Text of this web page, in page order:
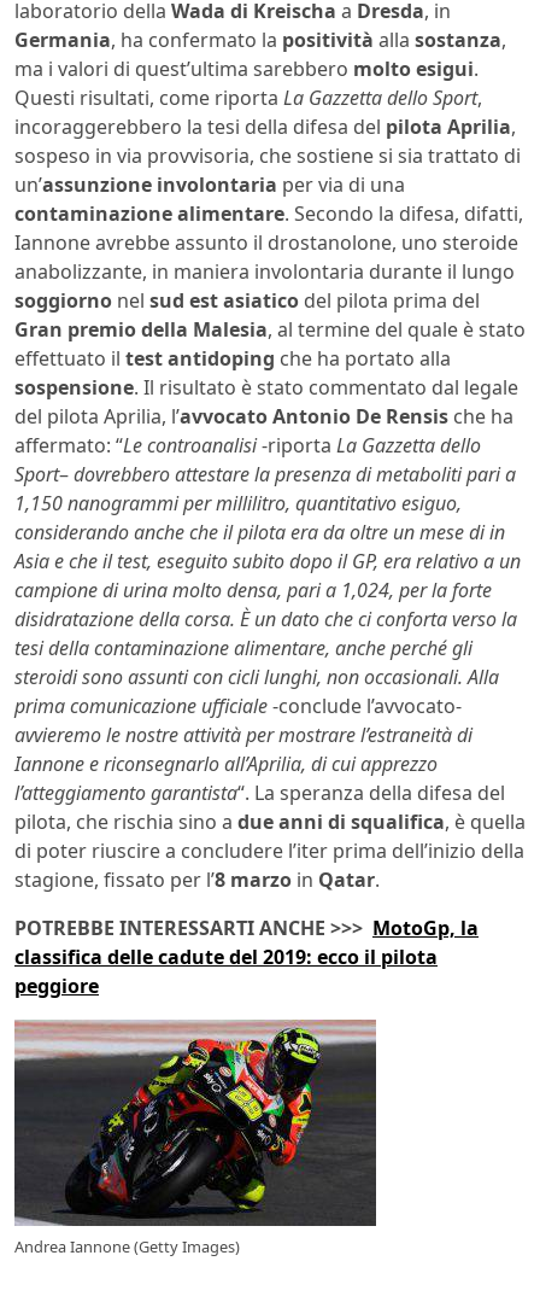
laboratorio della Wada di Kreischa a Dresda, in
Germania, ha confermato la positività alla sostanza,
ma i valori di quest’ultima sarebbero molto esigui.
Questi risultati, come riporta La Gazzetta dello Sport,
incoraggerebbero la tesi della difesa del pilota Aprilia,
sospeso in via provvisoria, che sostiene si sia trattato di
un’assunzione involontaria per via di una
contaminazione alimentare. Secondo la difesa, difatti,
Iannone avrebbe assunto il drostanolone, uno steroide
anabolizzante, in maniera involontaria durante il lungo
soggiorno nel sud est asiatico del pilota prima del
Gran premio della Malesia, al termine del quale è stato
effettuato il test antidoping che ha portato alla
sospensione. Il risultato è stato commentato dal legale
del pilota Aprilia, l’avvocatoAntonio De Rensis che ha
affermato: “Le controanalisi-riporta La Gazzetta dello
Sport–dovrebbero attestare la presenza di metaboliti pari a
1,150 nanogrammi per millilitro, quantitativo esiguo,
considerando anche che il pilota era da oltre un mese di in
Asia e che il test, eseguito subito dopo il GP, era relativo a un
campione di urina molto densa, pari a 1,024, per la forte
disidratazione della corsa. È un dato che ci conforta verso la
tesi della contaminazione alimentare, anche perché gli
steroidi sono assunti con cicli lunghi, non occasionali. Alla
prima comunicazione ufficiale-conclude l’avvocato-
avvieremo le nostre attività per mostrare l’estraneità di
Iannone e riconsegnarlo all’Aprilia, di cui apprezzo
l’atteggiamento garantista“. La speranza della difesa del
pilota, che rischia sino a due anni di squalifica, è quella
di poter riuscire a concludere l’iter prima dell’inizio della
stagione, fissato per l’8 marzo in Qatar.
POTREBBE INTERESSARTI ANCHE >>> MotoGp, la
classifica delle cadute del 2019: ecco il pilota
peggiore
Andrea Iannone (Getty Images)